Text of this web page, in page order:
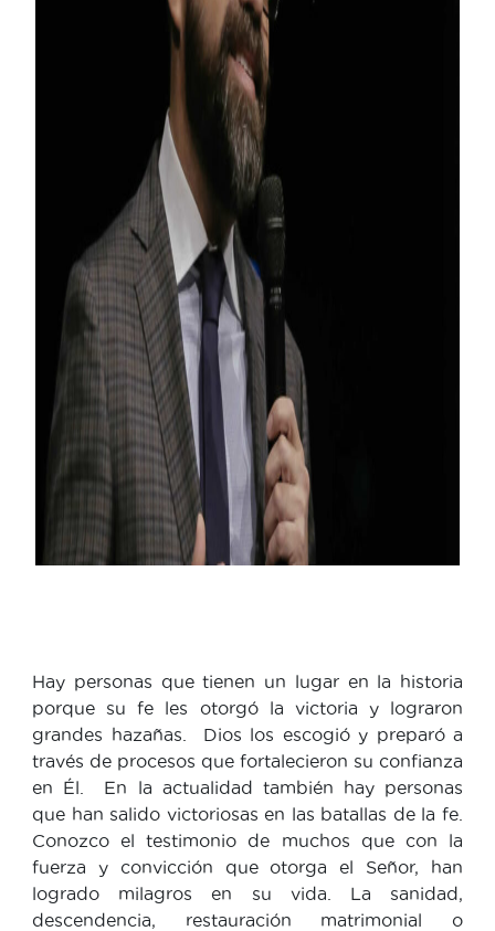
Hay personas que tienen un lugar en la historia
porque su fe les otorgó la victoria y lograron
grandes hazañas. Dios los escogió y preparó a
través de procesos que fortalecieron su confianza
en Él. En la actualidad también hay personas
que han salido victoriosas en las batallas de la fe.
Conozco el testimonio de muchos que con la
fuerza y convicción que otorga el Señor, han
logrado milagros en su vida. La sanidad,
descendencia, restauración matrimonial o